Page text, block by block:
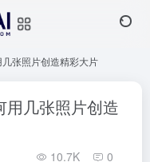
张照片创造精彩大片
用几张照片创造
10.7K 0